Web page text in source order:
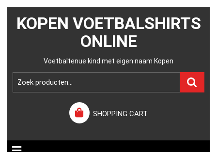
KOPEN VOETBALSHIRTS
ONLINE
Voetbaltenue kind met eigen naam Kopen
SHOPPING CART